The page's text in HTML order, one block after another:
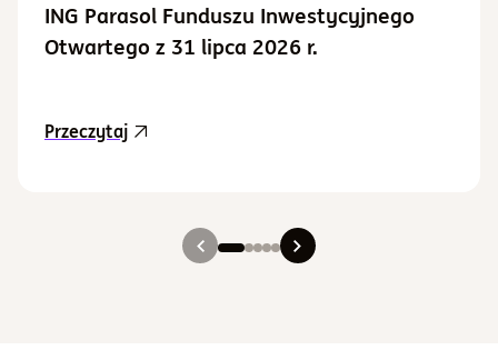
ING Parasol Funduszu Inwestycyjnego
Otwartego z 31 lipca 2026 r.
Przeczytajaktualność Aktualizacja Prospektu
Slajd 1
Slajd 2
Slajd 3
Slajd 4
Slajd 5